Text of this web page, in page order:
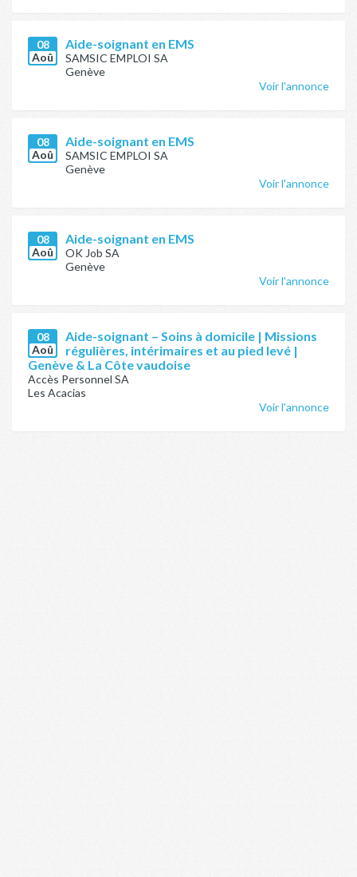
08
Aoû
Aide-soignant en EMS
SAMSIC EMPLOI SA
Genève
Voir l'annonce
08
Aoû
Aide-soignant en EMS
SAMSIC EMPLOI SA
Genève
Voir l'annonce
08
Aoû
Aide-soignant en EMS
OK Job SA
Genève
Voir l'annonce
08
Aoû
Aide-soignant – Soins à domicile | Missions
régulières, intérimaires et au pied levé |
Genève & La Côte vaudoise
Accès Personnel SA
Les Acacias
Voir l'annonce